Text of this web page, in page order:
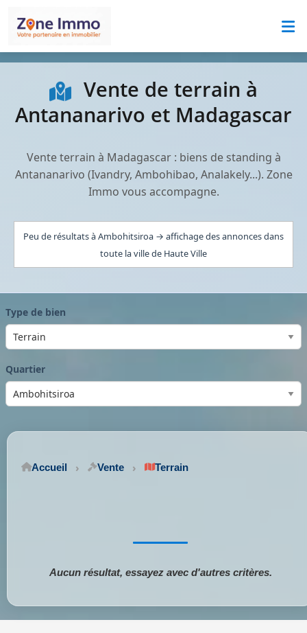
Vente de terrain à
Antananarivo et Madagascar
Vente terrain à Madagascar : biens de standing à
Antananarivo (Ivandry, Ambohibao, Analakely...). Zone
Immo vous accompagne.
Peu de résultats à Ambohitsiroa → affichage des annonces dans
toute la ville de Haute Ville
Type de bien
Quartier
Accueil Vente Terrain
Aucun résultat, essayez avec d'autres critères.